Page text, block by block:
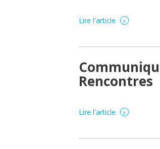
Lire l'article ›
Rencontres
Lire l'article ›